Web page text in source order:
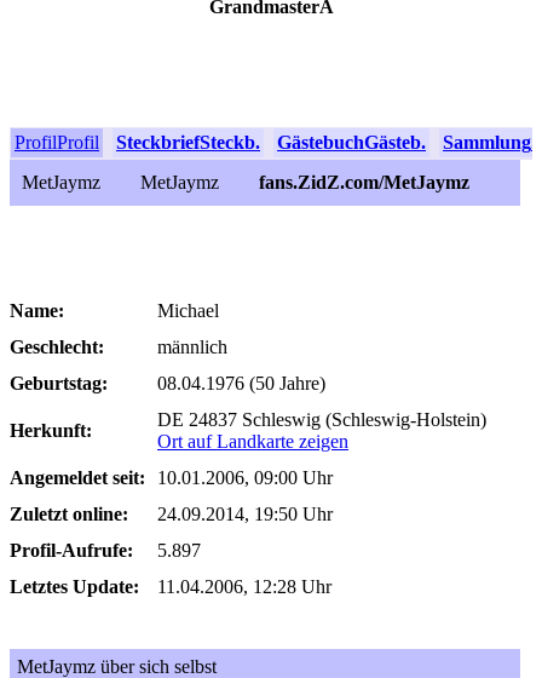
GrandmasterA
ProfilProfil SteckbriefSteckb. GästebuchGästeb. Sammlung
MetJaymz
MetJaymz fans.ZidZ.com/MetJaymz
Name:
Michael
Geschlecht:
männlich
Geburtstag:
08.04.1976 (50 Jahre)
Herkunft:
DE 24837 Schleswig (Schleswig-Holstein)
Ort auf Landkarte zeigen
Angemeldet seit:
10.01.2006, 09:00 Uhr
Zuletzt online:
24.09.2014, 19:50 Uhr
Profil-Aufrufe:
5.897
Letztes Update:
11.04.2006, 12:28 Uhr
MetJaymz über sich selbst